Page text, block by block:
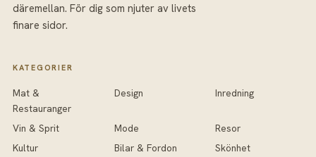
däremellan. För dig som njuter av livets
finare sidor.
KATEGORIER
Mat &
Restauranger
Design Inredning
Vin & Sprit Mode
Resor
Kultur
Bilar & Fordon
Skönhet